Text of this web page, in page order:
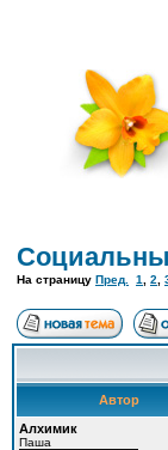
На страницу Пред. 1 2
Автор
Алхимик
Паша